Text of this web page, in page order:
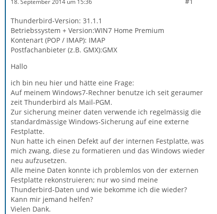
Thunderbird-Version: 31.1.1
Betriebssystem + Version:WIN7 Home Premium
Kontenart (POP / IMAP): IMAP
Postfachanbieter (z.B. GMX):GMX
Hallo
ich bin neu hier und hätte eine Frage:
Auf meinem Windows7-Rechner benutze ich seit geraumer
zeit Thunderbird als Mail-PGM.
Zur sicherung meiner daten verwende ich regelmässig die
standardmässige Windows-Sicherung auf eine externe
Festplatte.
Nun hatte ich einen Defekt auf der internen Festplatte, was
mich zwang, diese zu formatieren und das Windows wieder
neu aufzusetzen.
Alle meine Daten konnte ich problemlos von der externen
Festplatte rekonstruieren; nur wo sind meine
Thunderbird-Daten und wie bekomme ich die wieder?
Kann mir jemand helfen?
Vielen Dank.